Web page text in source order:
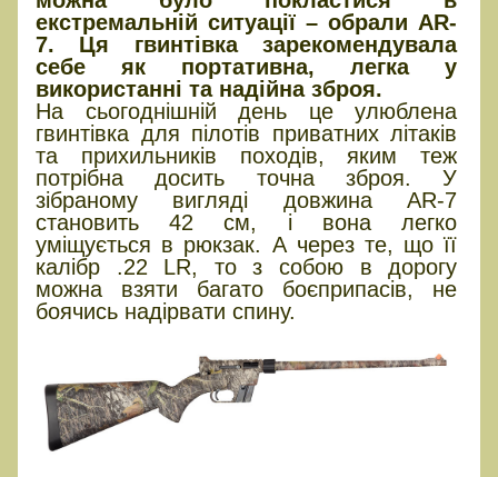
екстремальній ситуації – обрали AR-
7. Ця гвинтівка зарекомендувала
себе як портативна, легка у
використанні та надійна зброя.
На сьогоднішній день це улюблена
гвинтівка для пілотів приватних літаків
та прихильників походів, яким теж
потрібна досить точна зброя. У
зібраному вигляді довжина AR-7
становить 42 см, і вона легко
уміщується в рюкзак. А через те, що її
калібр .22 LR, то з собою в дорогу
можна взяти багато боєприпасів, не
боячись надірвати спину.